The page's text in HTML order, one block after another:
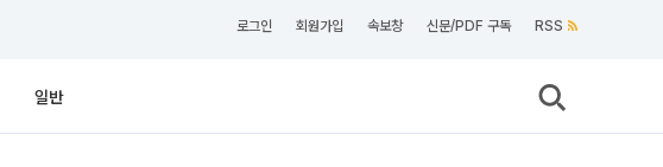
로그인 회원가입 속보창 신문/PDF 구독 RSS
일반